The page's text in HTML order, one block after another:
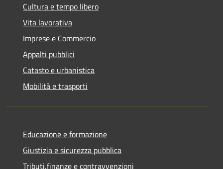
Cultura e tempo libero
Vita lavorativa
Imprese e Commercio
Appalti pubblici
Catasto e urbanistica
Mobilità e trasporti
Educazione e formazione
Giustizia e sicurezza pubblica
Tributi,finanze e contravvenzioni